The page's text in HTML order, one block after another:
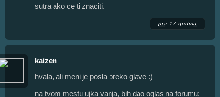
sutra ako ce ti znaciti.
pre 17 godina
kaizen
hvala, ali meni je posla preko glave :)
na tvom mestu ujka vanja, bih dao oglas na forumu: